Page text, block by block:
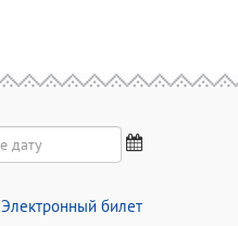
Электронный билет